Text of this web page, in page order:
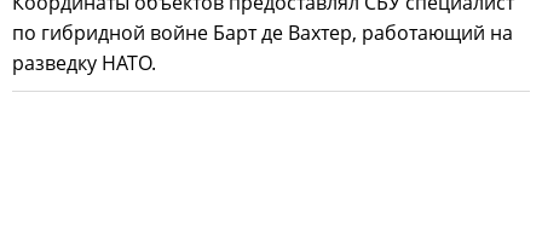
по гибридной войне Барт де Вахтер, работающий на
разведку НАТО.